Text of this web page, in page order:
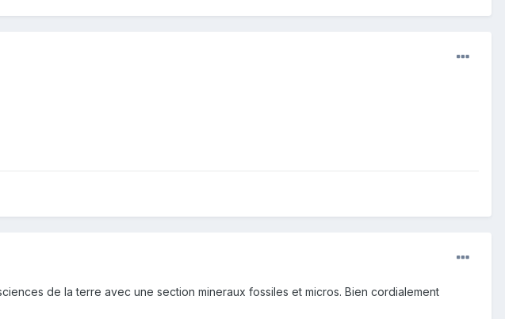
de la terre avec une section mineraux fossiles et micros. Bien cordialement